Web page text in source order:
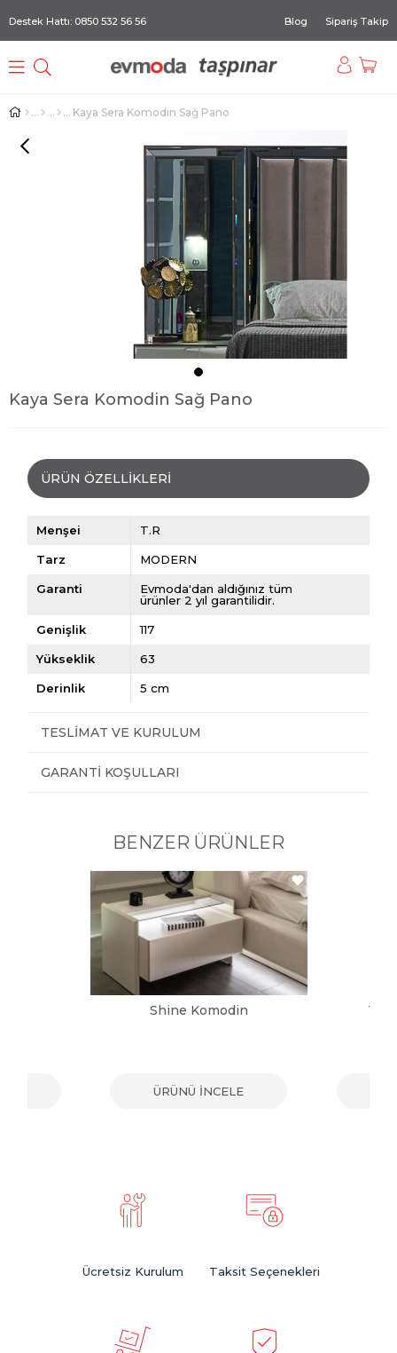
Destek Hattı: 0850 532 56 56 Blog Sipariş Takip
Kaya Sera Komodin Sağ Pano
Kaya Sera Komodin Sağ Pano
ÜRÜN ÖZELLIKLERI
Menşei T.R
Tarz MODERN
Garanti
Evmoda'dan aldığınız tüm
ürünler 2 yıl garantilidir.
Genişlik 117
Yükseklik 63
Derinlik 5 cm
TESLIMAT VE KURULUM
GARANTI KOŞULLARI
BENZER ÜRÜNLER
Shine Komodin
ÜRÜNÜ İNCELE
Ücretsiz Kurulum Taksit Seçenekleri